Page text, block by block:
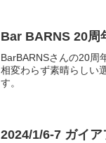
Bar BARNS 20周
BarBARNSさんの20周
相変わらず素晴らしい
す。
2024/1/6-7 ガイ